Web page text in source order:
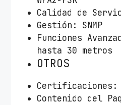
Calidad de
Gestión: SNMP
Funciones
hasta 30 metros
OTROS
Certificaciones:
Contenido del